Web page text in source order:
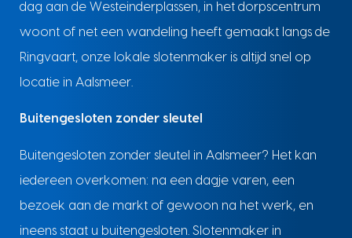
dag aan de Westeinderplassen, in het dorpscentrum
woont of net een wandeling heeft gemaakt langs de
Ringvaart, onze lokale slotenmaker is altijd snel op
locatie in Aalsmeer.
Buitengesloten zonder sleutel
Buitengesloten zonder sleutel in Aalsmeer? Het kan
iedereen overkomen: na een dagje varen, een
bezoek aan de markt of gewoon na het werk, en
ineens staat u buitengesloten. Slotenmaker in